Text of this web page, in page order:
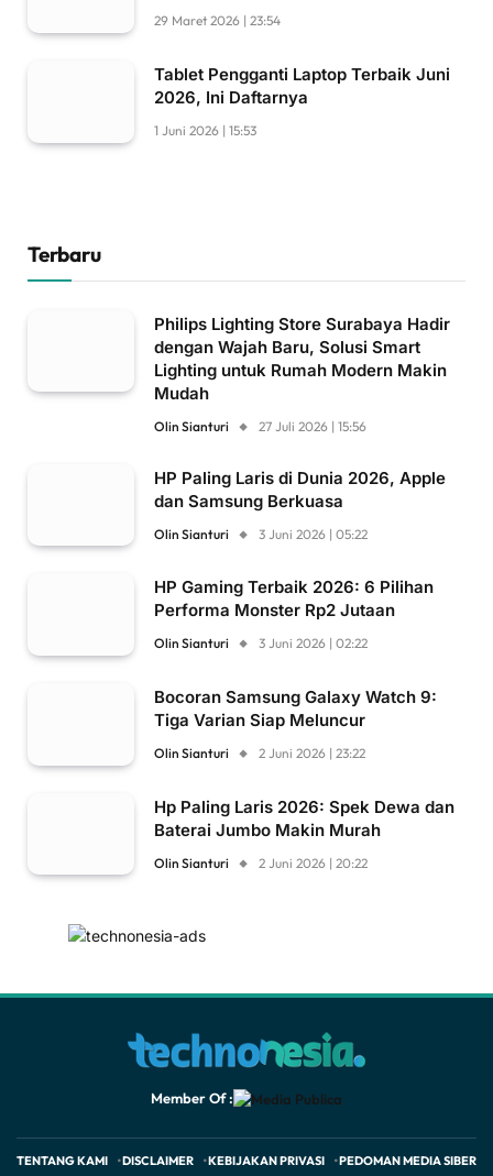
29 Maret 2026 | 23:54
Tablet Pengganti Laptop Terbaik Juni
2026, Ini Daftarnya
1 Juni 2026 | 15:53
Terbaru
Philips Lighting Store Surabaya Hadir
dengan Wajah Baru, Solusi Smart
Lighting untuk Rumah Modern Makin
Mudah
Olin Sianturi 27 Juli 2026 | 15:56
HP Paling Laris di Dunia 2026, Apple
dan Samsung Berkuasa
Olin Sianturi 3 Juni 2026 | 05:22
HP Gaming Terbaik 2026: 6 Pilihan
Performa Monster Rp2 Jutaan
Olin Sianturi 3 Juni 2026 | 02:22
Bocoran Samsung Galaxy Watch 9:
Tiga Varian Siap Meluncur
Olin Sianturi 2 Juni 2026 | 23:22
Hp Paling Laris 2026: Spek Dewa dan
Baterai Jumbo Makin Murah
Olin Sianturi 2 Juni 2026 | 20:22
Member Of :
TENTANG KAMI DISCLAIMER KEBIJAKAN PRIVASI PEDOMAN MEDIA SIBER